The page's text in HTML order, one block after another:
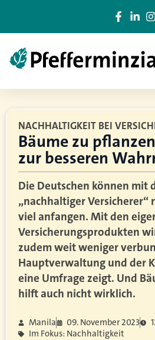
NACHHALTIGKEIT BEI
Bäume zu
zur besseren
Die Deutschen können mit
„nachhaltiger Versicherer“
viel anfangen. Mit den
Versicherungsprodukten
zudem weit weniger
Hauptverwaltung und der
eine Umfrage zeigt. Und
hilft auch nicht wirklich.
Manila 09. November 2023
Im Fokus: Nachhaltigkeit